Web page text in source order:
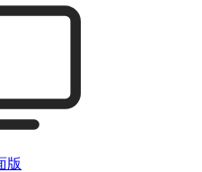
版